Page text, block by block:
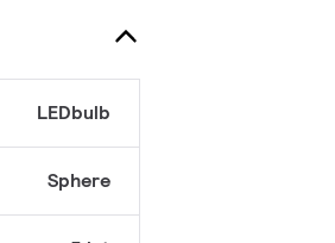
LEDbulb
Sphere